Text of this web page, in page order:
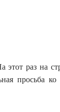
раз на
просьба